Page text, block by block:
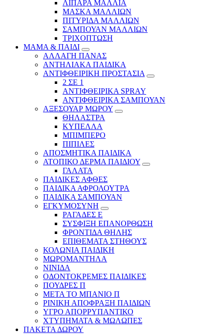
ΛΙΠΑΡΑ ΜΑΛΛΙΑ
ΜΑΣΚΑ ΜΑΛΛΙΩΝ
ΠΙΤΥΡΙΔΑ ΜΑΛΛΙΩΝ
ΣΑΜΠΟΥΑΝ ΜΑΛΛΙΩΝ
ΤΡΙΧΟΠΤΩΣΗ
ΜΑΜΑ & ΠΑΙΔΙ
ΑΛΛΑΓΗ ΠΑΝΑΣ
ΑΝΤΗΛΙΑΚΑ ΠΑΙΔΙΚΑ
ΑΝΤΙΦΘΕΙΡΙΚΗ ΠΡΟΣΤΑΣΙΑ
2 ΣΕ 1
ΑΝΤΙΦΘΕΙΡΙΚΑ SPRAY
ΑΝΤΙΦΘΕΙΡΙΚΑ ΣΑΜΠΟΥΑΝ
ΑΞΕΣΟΥΑΡ ΜΩΡΟΥ
ΘΗΛΑΣΤΡΑ
ΚΥΠΕΛΛΑ
ΜΠΙΜΠΕΡΟ
ΠΙΠΙΛΕΣ
ΑΠΟΣΜΗΤΙΚΑ ΠΑΙΔΙΚΑ
ΑΤΟΠΙΚΟ ΔΕΡΜΑ ΠΑΙΔΙΟΥ
ΓΑΛΑΤΑ
ΠΑΙΔΙΚΕΣ ΑΦΘΕΣ
ΠΑΙΔΙΚΑ ΑΦΡΟΛΟΥΤΡΑ
ΠΑΙΔΙΚΑ ΣΑΜΠΟΥΑΝ
ΕΓΚΥΜΟΣΥΝΗ
ΡΑΓΑΔΕΣ Ε
ΣΥΣΦΙΞΗ ΕΠΑΝΟΡΘΩΣΗ
ΦΡΟΝΤΙΔΑ ΘΗΛΗΣ
ΕΠΙΘΕΜΑΤΑ ΣΤΗΘΟΥΣ
ΚΟΛΩΝΙΑ ΠΑΙΔΙΚΗ
ΜΩΡΟΜΑΝΤΗΛΑ
ΝΙΝΙΔΑ
ΟΔΟΝΤΟΚΡΕΜΕΣ ΠΑΙΔΙΚΕΣ
ΠΟΥΔΡΕΣ Π
ΜΕΤΑ ΤΟ ΜΠΑΝΙΟ Π
ΡΙΝΙΚΗ ΑΠΟΦΡΑΞΗ ΠΑΙΔΙΩΝ
ΥΓΡΟ ΑΠΟΡΡΥΠΑΝΤΙΚΟ
ΧΤΥΠΗΜΑΤΑ & ΜΩΛΩΠΕΣ
ΠΑΚΕΤΑ ΔΩΡΟΥ